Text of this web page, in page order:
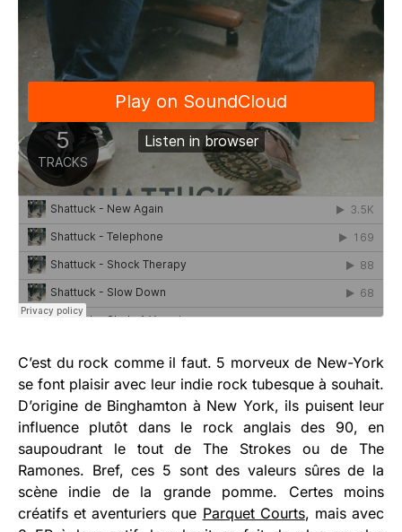
C’est du rock comme il faut. 5 morveux de New-York
se font plaisir avec leur indie rock tubesque à souhait.
D’origine de Binghamton à New York, ils puisent leur
influence plutôt dans le rock anglais des 90, en
saupoudrant le tout de The Strokes ou de The
Ramones. Bref, ces 5 sont des valeurs sûres de la
scène indie de la grande pomme. Certes moins
créatifs et aventuriers que Parquet Courts, mais avec